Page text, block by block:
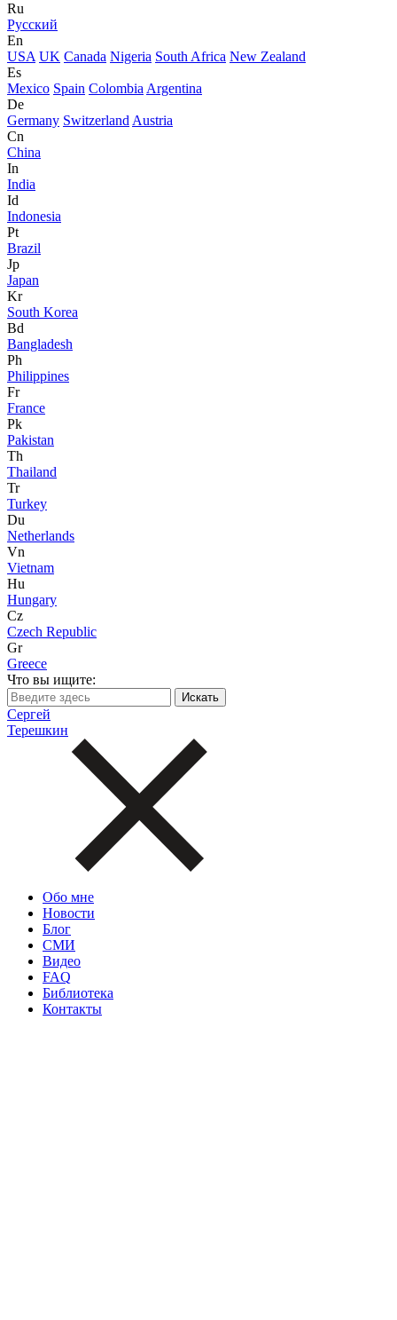
Ru
Русский
En
USA UK Canada Nigeria South Africa New Zealand
Es
Mexico Spain Colombia Argentina
De
Germany Switzerland Austria
Cn
China
In
India
Id
Indonesia
Pt
Brazil
Jp
Japan
Kr
South Korea
Bd
Bangladesh
Ph
Philippines
Fr
France
Pk
Pakistan
Th
Thailand
Tr
Turkey
Du
Netherlands
Vn
Vietnam
Hu
Hungary
Cz
Czech Republic
Gr
Greece
Что вы ищите:
Сергей
Терешкин
Обо мне
Новости
Блог
СМИ
Видео
FAQ
Библиотека
Контакты